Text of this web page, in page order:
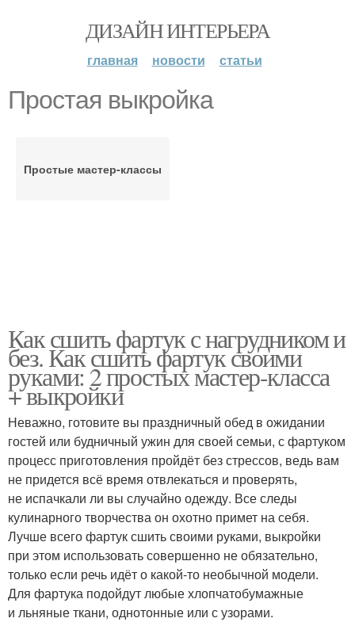
ДИЗАЙН ИНТЕРЬЕРА
главная новости статьи
Простая выкройка
Простые мастер-классы
Как сшить фартук с нагрудником и
без. Как сшить фартук своими
руками: 2 простых мастер-класса
+ выкройки
Неважно, готовите вы праздничный обед в ожидании
гостей или будничный ужин для своей семьи, с фартуком
процесс приготовления пройдёт без стрессов, ведь вам
не придется всё время отвлекаться и проверять,
не испачкали ли вы случайно одежду. Все следы
кулинарного творчества он охотно примет на себя.
Лучше всего фартук сшить своими руками, выкройки
при этом использовать совершенно не обязательно,
только если речь идёт о какой-то необычной модели.
Для фартука подойдут любые хлопчатобумажные
и льняные ткани, однотонные или с узорами.